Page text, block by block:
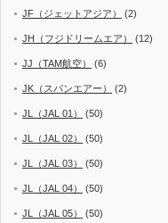
JF（ジェットアジア） (2)
JH（フジドリームエア） (12)
JJ（TAM航空） (6)
JK（スパンエアー） (2)
JL（JAL 01） (50)
JL（JAL 02） (50)
JL（JAL 03） (50)
JL（JAL 04） (50)
JL（JAL 05） (50)